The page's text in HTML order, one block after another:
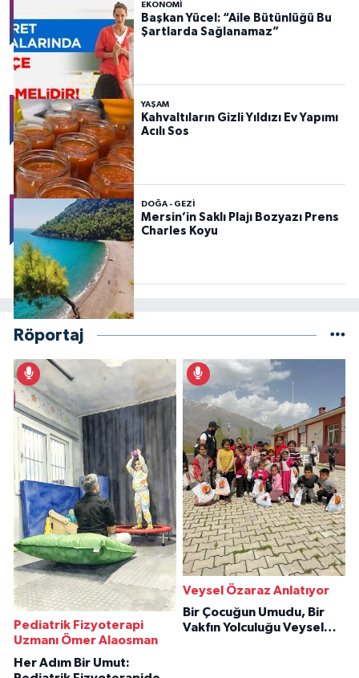
EKONOMI
Başkan Yücel: “Aile Bütünlüğü Bu
Şartlarda Sağlanamaz”
YAŞAM
Kahvaltıların Gizli Yıldızı Ev Yapımı
Acılı Sos
DOĞA - GEZI
Mersin’in Saklı Plajı Bozyazı Prens
Charles Koyu
Röportaj
Pediatrik Fizyoterapi
Uzmanı Ömer Alaosman
Her Adım Bir Umut:
Veysel Özaraz Anlatıyor
Bir Çocuğun Umudu, Bir
Vakfın Yolculuğu Veysel